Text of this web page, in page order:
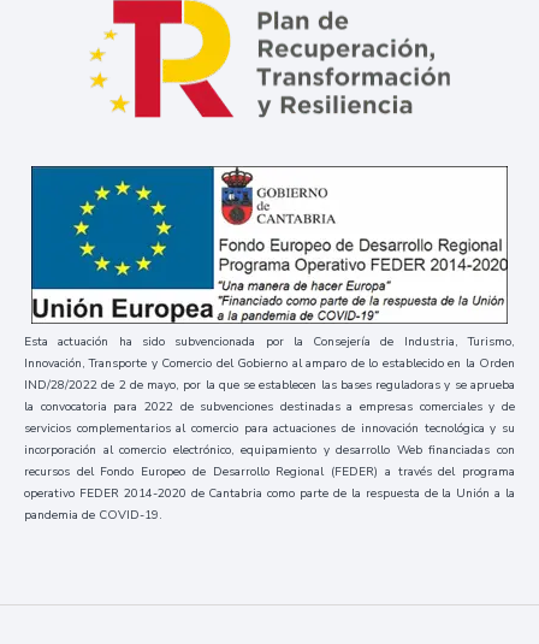
Esta actuación ha sido subvencionada por la Consejería de Industria, Turismo,
Innovación, Transporte y Comercio del Gobierno al amparo de lo establecido en la Orden
IND/28/2022 de 2 de mayo, por la que se establecen las bases reguladoras y se aprueba
la convocatoria para 2022 de subvenciones destinadas a empresas comerciales y de
servicios complementarios al comercio para actuaciones de innovación tecnológica y su
incorporación al comercio electrónico, equipamiento y desarrollo Web financiadas con
recursos del Fondo Europeo de Desarrollo Regional (FEDER) a través del programa
operativo FEDER 2014-2020 de Cantabria como parte de la respuesta de la Unión a la
pandemia de COVID-19.